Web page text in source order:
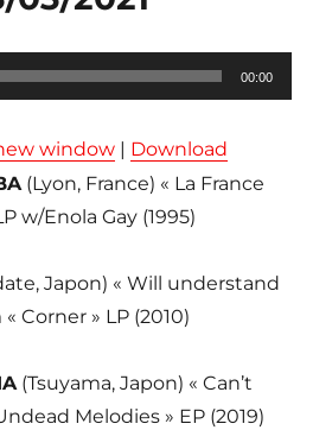
00:00
window | Download
(Lyon, France) « La France
w/Enola Gay (1995)
Japon) « Will understand
Corner » LP (2010)
(Tsuyama, Japon) « Can’t
Melodies » EP (2019)